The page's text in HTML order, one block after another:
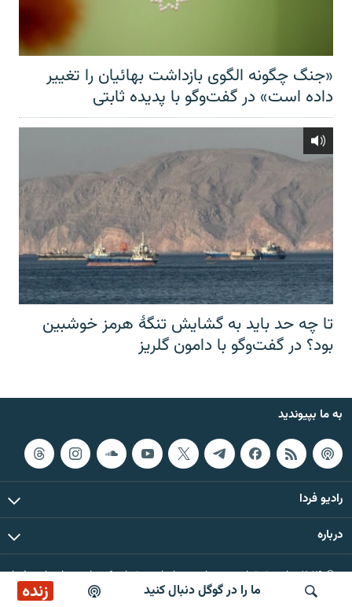
ما را در گوگل دنبال کنید زنده بازپخش کافه فردا
«جنگ چگونه الگوی بازداشت بهائیان را تغییر
داده است» در گفت‌وگو با پدیده ثابتی
تا چه حد باید به گشایش تنگهٔ هرمز خوشبین
بود؟ در گفت‌وگو با دامون گلریز
به ما بپیوندید
رادیو فردا
درباره
© ۲۰۲۶ تمام حقوق این وب‌سایت، بر اساس مقررات کپی‌رایت، برای رادیو فردا
محفوظ است.